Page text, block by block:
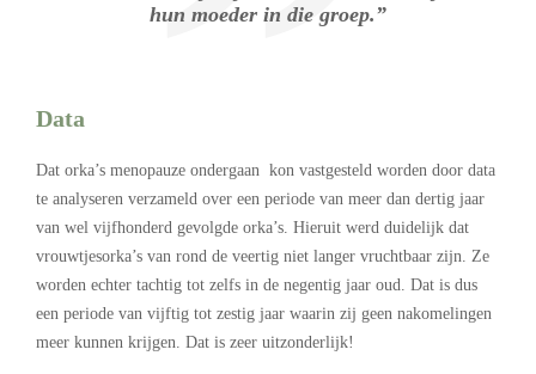
hun moeder in die groep.”
Data
Dat orka’s menopauze ondergaan kon vastgesteld worden door data
te analyseren verzameld over een periode van meer dan dertig jaar
van wel vijfhonderd gevolgde orka’s. Hieruit werd duidelijk dat
vrouwtjesorka’s van rond de veertig niet langer vruchtbaar zijn. Ze
worden echter tachtig tot zelfs in de negentig jaar oud. Dat is dus
een periode van vijftig tot zestig jaar waarin zij geen nakomelingen
meer kunnen krijgen. Dat is zeer uitzonderlijk!